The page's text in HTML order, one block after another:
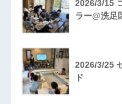
2026/3/15
ラー@洗足
2026/3/25
ド